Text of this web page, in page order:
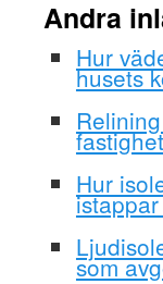
Andra
Hur
husets
Hur
som